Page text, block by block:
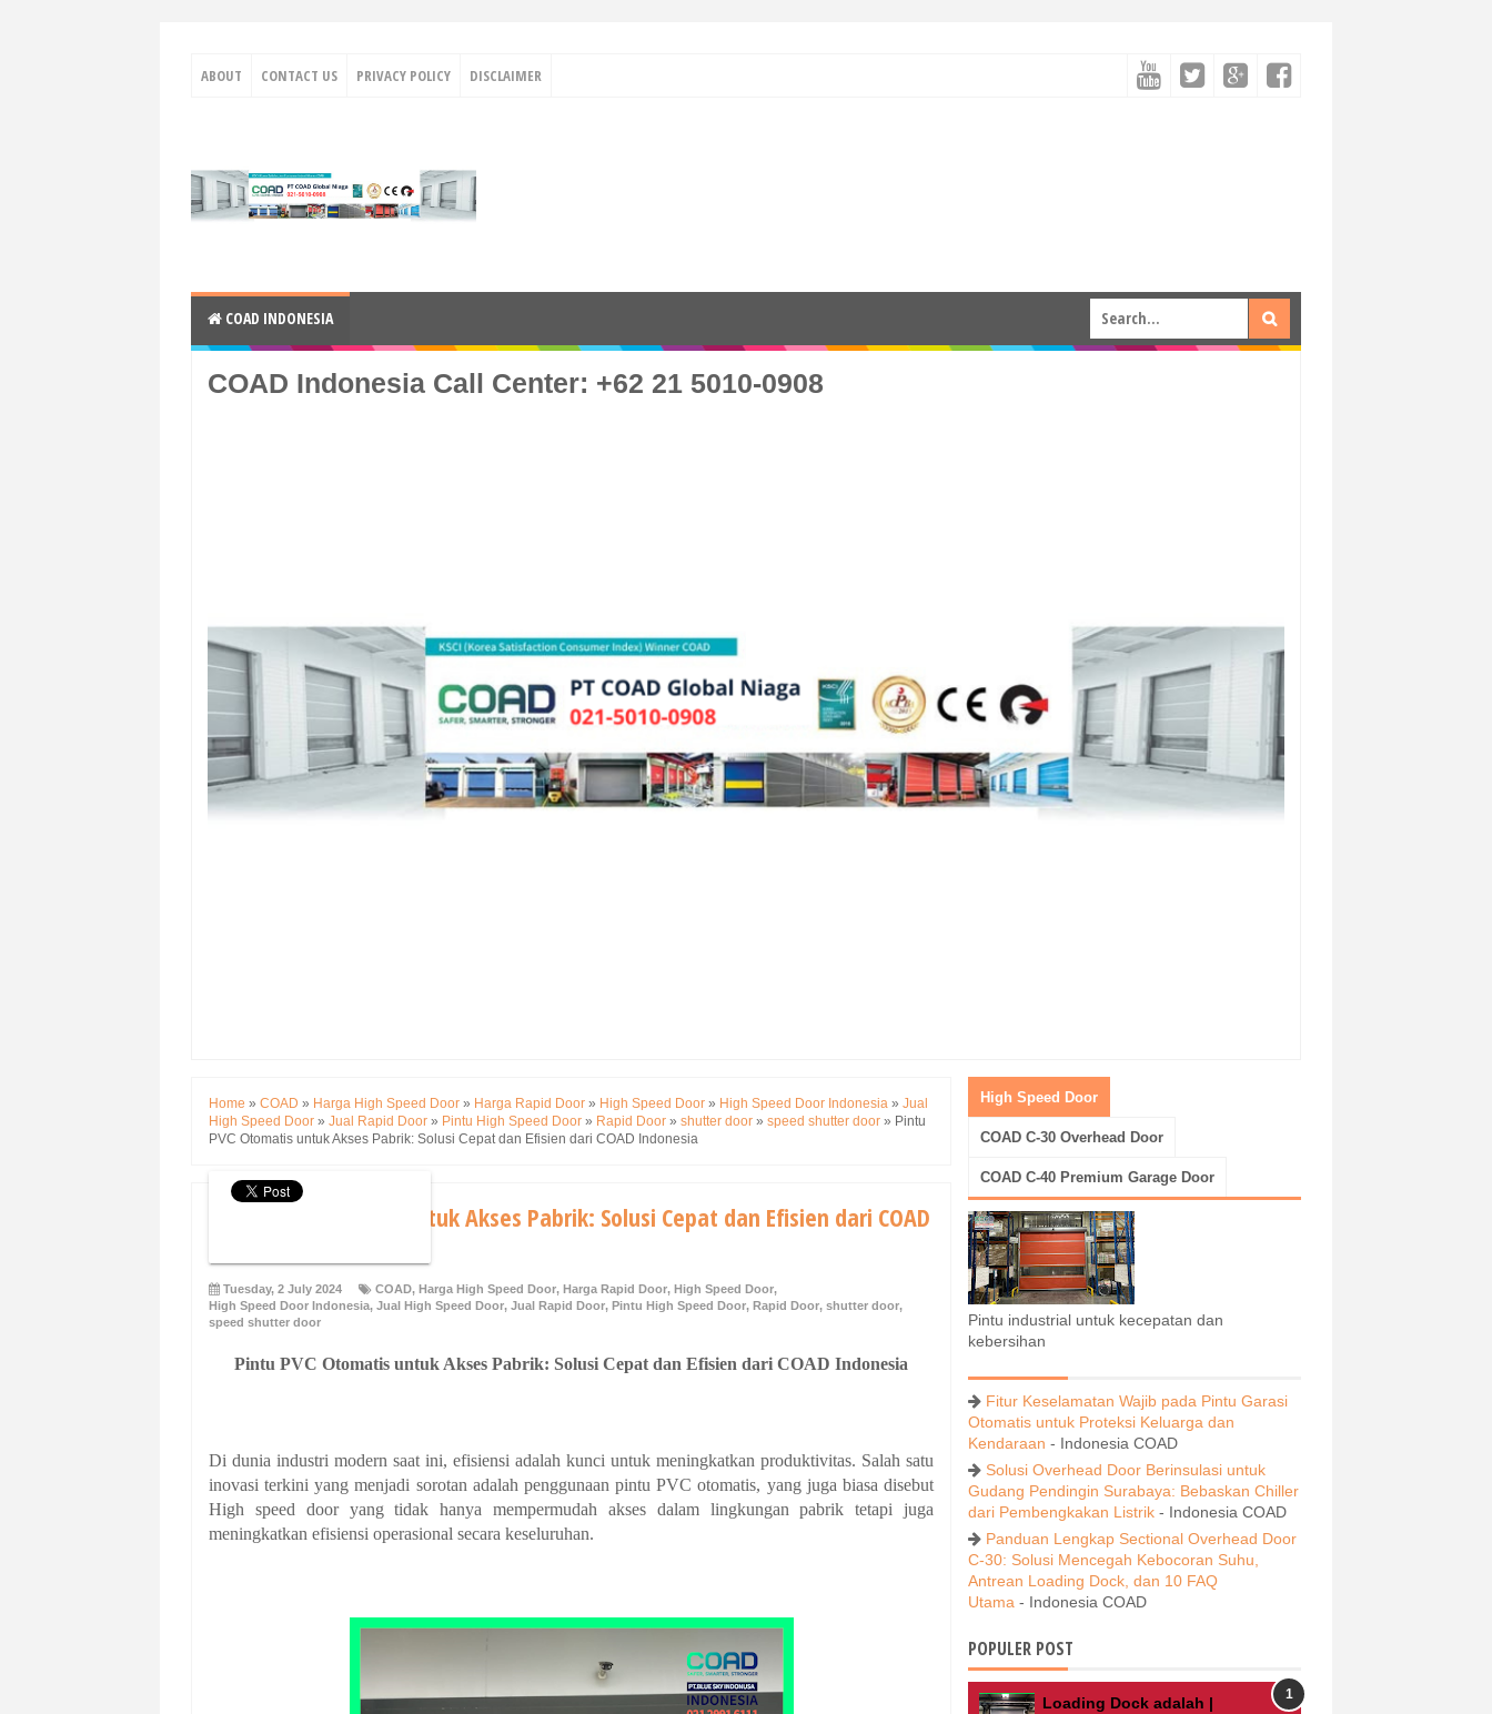
ABOUT CONTACT US PRIVACY POLICY DISCLAIMER
COAD INDONESIA
COAD Indonesia Call Center: +62 21 5010-0908
Home » COAD » Harga High Speed Door » Harga Rapid Door » High Speed Door » High Speed Door Indonesia » Jual
High Speed Door » Jual Rapid Door » Pintu High Speed Door » Rapid Door » shutter door » speed shutter door » Pintu
PVC Otomatis untuk Akses Pabrik: Solusi Cepat dan Efisien dari COAD Indonesia
Pintu PVC Otomatis untuk Akses Pabrik: Solusi Cepat dan Efisien dari COAD
Tuesday, 2 July 2024 COAD, Harga High Speed Door, Harga Rapid Door, High Speed Door,
High Speed Door Indonesia, Jual High Speed Door, Jual Rapid Door, Pintu High Speed Door, Rapid Door, shutter door,
speed shutter door
Pintu PVC Otomatis untuk Akses Pabrik: Solusi Cepat dan Efisien dari COAD Indonesia
Di dunia industri modern saat ini, efisiensi adalah kunci untuk meningkatkan produktivitas. Salah satu
inovasi terkini yang menjadi sorotan adalah penggunaan pintu PVC otomatis, yang juga biasa disebut
High speed door yang tidak hanya mempermudah akses dalam lingkungan pabrik tetapi juga
meningkatkan efisiensi operasional secara keseluruhan.
High Speed Door
COAD C-30 Overhead Door
COAD C-40 Premium Garage Door
Pintu industrial untuk kecepatan dan
kebersihan
Fitur Keselamatan Wajib pada Pintu Garasi
Otomatis untuk Proteksi Keluarga dan
Kendaraan - Indonesia COAD
Solusi Overhead Door Berinsulasi untuk
Gudang Pendingin Surabaya: Bebaskan Chiller
dari Pembengkakan Listrik - Indonesia COAD
Panduan Lengkap Sectional Overhead Door
C-30: Solusi Mencegah Kebocoran Suhu,
Antrean Loading Dock, dan 10 FAQ
Utama - Indonesia COAD
POPULER POST
Loading Dock adalah |